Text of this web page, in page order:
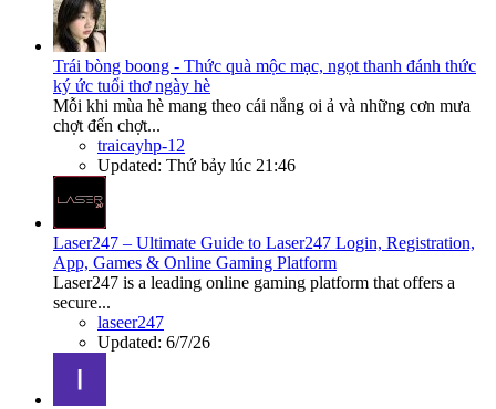
Trái bòng boong - Thức quà mộc mạc, ngọt thanh đánh thức
ký ức tuổi thơ ngày hè
Mỗi khi mùa hè mang theo cái nắng oi ả và những cơn mưa
chợt đến chợt...
traicayhp-12
Updated: Thứ bảy lúc 21:46
Laser247 – Ultimate Guide to Laser247 Login, Registration,
App, Games & Online Gaming Platform
Laser247 is a leading online gaming platform that offers a
secure...
laseer247
Updated: 6/7/26